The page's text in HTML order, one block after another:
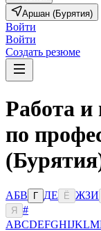
Аршан (Бурятия)
Войти
Войти
Создать резюме
Работа и
по
АБВ Г ДЕ Ё ЖЗИ
Я
#
ABCDEFGHIJKLM